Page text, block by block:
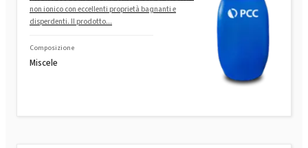
ROKAfenol PN7K (estere fosforico di
nonilfenolo)
ROKAfenol D22 (dodecilfenolo etossilato)
non ionico con eccellenti proprietà bagnanti e
disperdenti. Il prodotto...
Composizione
Miscele